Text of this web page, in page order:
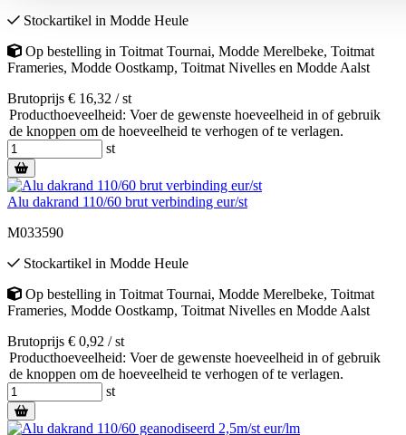
Stockartikel in Modde Heule
Op bestelling in Toitmat Tournai, Modde Merelbeke, Toitmat
Frameries, Modde Oostkamp, Toitmat Nivelles en Modde Aalst
Brutoprijs € 16,32 / st
Producthoeveelheid: Voer de gewenste hoeveelheid in of gebruik
de knoppen om de hoeveelheid te verhogen of te verlagen.
st
Alu dakrand 110/60 brut verbinding eur/st
M033590
Stockartikel in Modde Heule
Op bestelling in Toitmat Tournai, Modde Merelbeke, Toitmat
Frameries, Modde Oostkamp, Toitmat Nivelles en Modde Aalst
Brutoprijs € 0,92 / st
Producthoeveelheid: Voer de gewenste hoeveelheid in of gebruik
de knoppen om de hoeveelheid te verhogen of te verlagen.
st